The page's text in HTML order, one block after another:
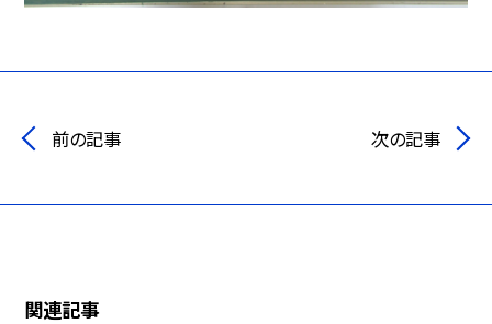
前の記事 次の記事
関連記事